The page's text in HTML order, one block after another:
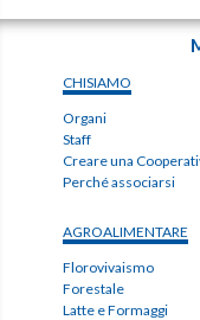
CHISIAMO
Organi
Staff
Creare una
Perché associarsi
AGROALIMENTARE
Florovivaismo
Forestale
Latte e Formaggi